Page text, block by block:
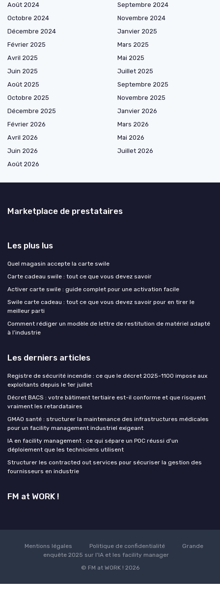
Août 2024
Septembre 2024
Octobre 2024
Novembre 2024
Décembre 2024
Janvier 2025
Février 2025
Mars 2025
Avril 2025
Mai 2025
Juin 2025
Juillet 2025
Août 2025
Septembre 2025
Octobre 2025
Novembre 2025
Décembre 2025
Janvier 2026
Février 2026
Mars 2026
Avril 2026
Mai 2026
Juin 2026
Juillet 2026
Août 2026
Marketplace de prestataires
Les plus lus
Quel magasin accepte la carte swile
Carte cadeau swile : tout ce que vous devez savoir
Activer carte swile : guide complet pour une activation facile
Swile carte cadeau : tout ce que vous devez savoir pour en tirer le
meilleur parti
Comment rédiger un modèle de lettre de restitution de matériel adapté
à l’industrie
Les derniers articles
Registre de sécurité incendie : ce que le décret 2025-1100 impose aux
exploitants depuis le 1er juillet
Décret BACS : votre bâtiment tertiaire est-il conforme et que risquent
vraiment les retardataires
GMAO santé : structurer la maintenance des infrastructures médicales
pour un facility management industriel exigeant
IA en facility management : ce qui sépare un POC réussi d'un
déploiement que les techniciens utilisent
Structurer les contracted out services pour sécuriser la gestion des
fournisseurs en industrie
FM at WORK !
Mentions légales Politique de confidentialité
Grande
enquête 2025 sur l'IA et les facility manager
© FM at WORK ! 2026